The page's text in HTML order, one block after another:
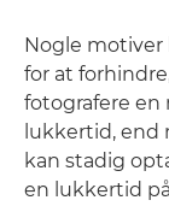
Nogle
for at
fotografere en
lukkertid, end
kan stadig
en lukkertid